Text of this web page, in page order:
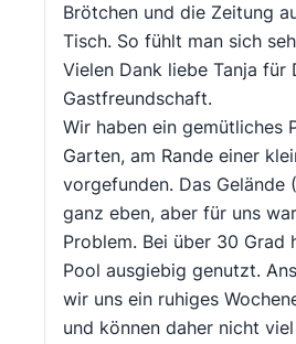
Brötchen und die Zeitung
Tisch. So fühlt man sich
Vielen Dank liebe Tanja für
Gastfreundschaft.
Wir haben ein gemütliches
Garten, am Rande einer
vorgefunden. Das Gelände
ganz eben, aber für uns
Problem. Bei über 30 Grad
Pool ausgiebig genutzt.
wir uns ein ruhiges
und können daher nicht